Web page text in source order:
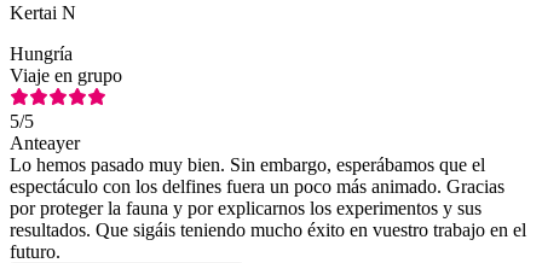
Kertai N
Hungría
Viaje en grupo
5/5
Anteayer
Lo hemos pasado muy bien. Sin embargo, esperábamos que el
espectáculo con los delfines fuera un poco más animado. Gracias
por proteger la fauna y por explicarnos los experimentos y sus
resultados. Que sigáis teniendo mucho éxito en vuestro trabajo en el
futuro.